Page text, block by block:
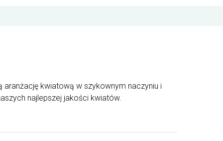
aranżację kwiatową w szykownym naczyniu i
najlepszej jakości kwiatów.